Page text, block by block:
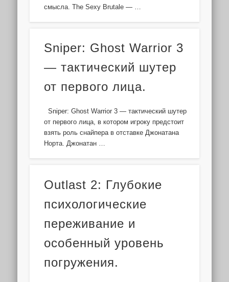
смысла. The Sexy Brutale — …
Sniper: Ghost Warrior 3
— тактический шутер
от первого лица.
Sniper: Ghost Warrior 3 — тактический шутер
от первого лица, в котором игроку предстоит
взять роль снайпера в отставке Джонатана
Норта. Джонатан …
Outlast 2: Глубокие
психологические
переживание и
особенный уровень
погружения.